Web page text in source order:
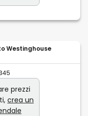
Westinghouse
prezzi
crea un